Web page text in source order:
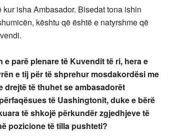
isha Ambasador. Bisedat tona ishin
kështu që është e natyrshme që
parë plenare të Kuvendit të ri, hera e
e tij për të shprehur mosdakordësi me
drejtë të thuhet se ambasadorët
të Uashingtonit, duke e bërë
të shkojë përkundër zgjedhjeve të
pozicione të tilla pushteti?